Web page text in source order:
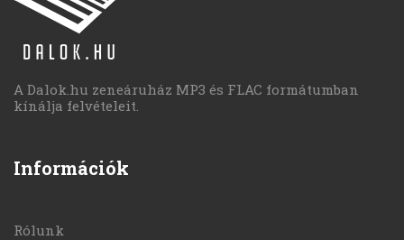
A Dalok.hu zeneáruház MP3 és FLAC formátumban
kínálja felvételeit.
Információk
Rólunk